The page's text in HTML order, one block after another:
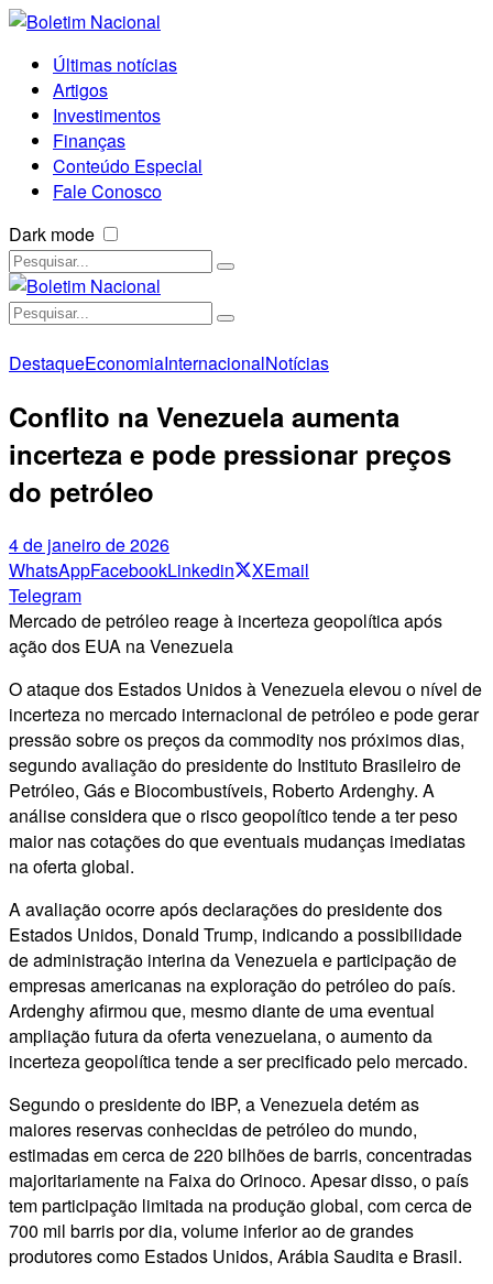
Últimas notícias
Artigos
Investimentos
Finanças
Conteúdo Especial
Fale Conosco
Dark mode
DestaqueEconomiaInternacionalNotícias
Conflito na Venezuela aumenta
incerteza e pode pressionar preços
do petróleo
4 de janeiro de 2026
WhatsAppFacebookLinkedin XEmail
Telegram
Mercado de petróleo reage à incerteza geopolítica após
ação dos EUA na Venezuela
O ataque dos Estados Unidos à Venezuela elevou o nível de
incerteza no mercado internacional de petróleo e pode gerar
pressão sobre os preços da commodity nos próximos dias,
segundo avaliação do presidente do Instituto Brasileiro de
Petróleo, Gás e Biocombustíveis, Roberto Ardenghy. A
análise considera que o risco geopolítico tende a ter peso
maior nas cotações do que eventuais mudanças imediatas
na oferta global.
A avaliação ocorre após declarações do presidente dos
Estados Unidos, Donald Trump, indicando a possibilidade
de administração interina da Venezuela e participação de
empresas americanas na exploração do petróleo do país.
Ardenghy afirmou que, mesmo diante de uma eventual
ampliação futura da oferta venezuelana, o aumento da
incerteza geopolítica tende a ser precificado pelo mercado.
Segundo o presidente do IBP, a Venezuela detém as
maiores reservas conhecidas de petróleo do mundo,
estimadas em cerca de 220 bilhões de barris, concentradas
majoritariamente na Faixa do Orinoco. Apesar disso, o país
tem participação limitada na produção global, com cerca de
700 mil barris por dia, volume inferior ao de grandes
produtores como Estados Unidos, Arábia Saudita e Brasil.